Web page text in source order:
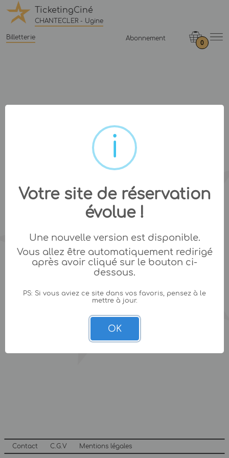
TicketingCiné
CHANTECLER - Ugine
Billetterie Abonnement
0
Contact C.G.V Mentions légales
Votre site de réservation
évolue !
Une nouvelle version est disponible.
Vous allez être automatiquement redirigé
après avoir cliqué sur le bouton ci-
dessous.
PS: Si vous aviez ce site dans vos favoris, pensez à le
mettre à jour.
OK